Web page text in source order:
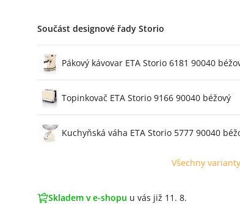
Součást designové řady Storio
Pákový kávovar ETA Storio 6181 90040
Topinkovač ETA Storio 9166 90040 béžový
Kuchyňská váha ETA Storio 5777 90040
Všechny varianty
Skladem v e-shopu u vás již 11. 8.